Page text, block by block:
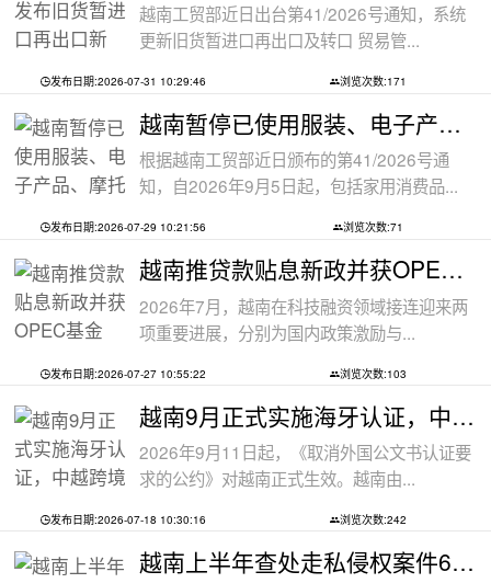
越南工贸部近日出台第41/2026号通知，系统
更新旧货暂进口再出口及转口 贸易管...
发布日期:2026-07-31 10:29:46 浏览次数:171
越南暂停已使用服装、电子产品、摩托车
根据越南工贸部近日颁布的第41/2026号通
知，自2026年9月5日起，包括家用消费品...
发布日期:2026-07-29 10:21:56 浏览次数:71
越南推贷款贴息新政并获OPEC基金5000万美
2026年7月，越南在科技融资领域接连迎来两
项重要进展，分别为国内政策激励与...
发布日期:2026-07-27 10:55:22 浏览次数:103
越南9月正式实施海牙认证，中越跨境文件
2026年9月11日起，《取消外国公文书认证要
求的公约》对越南正式生效。越南由...
发布日期:2026-07-18 10:30:16 浏览次数:242
越南上半年查处走私侵权案件6.8万起